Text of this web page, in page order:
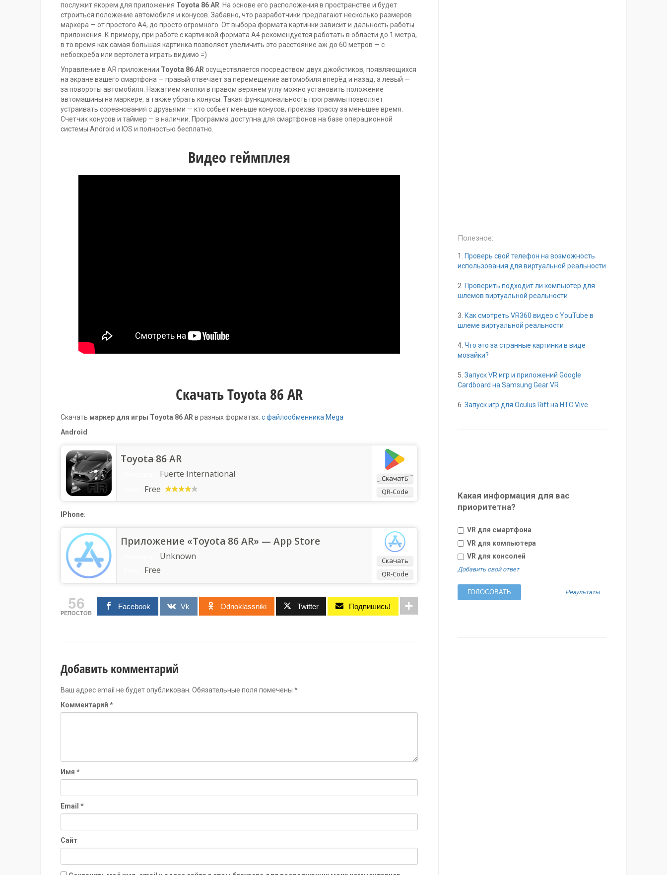
послужит якорем для приложения Toyota 86 AR . На основе его расположения в пространстве и будет
строиться положение автомобиля и конусов. Забавно, что разработчики предлагают несколько размеров
маркера — от простого А4, до просто огромного. От выбора формата картинки зависит и дальность работы
приложения. К примеру, при работе с картинкой формата А4 рекомендуется работать в области до 1 метра,
в то время как самая большая картинка позволяет увеличить это расстояние аж до 60 метров — с
небоскреба или вертолета играть видимо =)
Управление в AR приложении Toyota 86 AR осуществляется посредством двух джойстиков, появляющихся
на экране вашего смартфона — правый отвечает за перемещение автомобиля вперёд и назад, а левый —
за повороты автомобиля. Нажатием кнопки в правом верхнем углу можно установить положение
автомашины на маркере, а также убрать конусы. Такая функциональность программы позволяет
устраивать соревнования с друзьями — кто собьет меньше конусов, проехав трассу за меньшее время.
Счетчик конусов и таймер — в наличии. Программа доступна для смартфонов на базе операционной
системы Android и IOS и полностью бесплатно.
Видео геймплея
Скачать Toyota 86 AR
Скачать маркер для игры Toyota 86 AR в разных форматах: с файлообменника Mega
Android :
Скачать
QR-Code
Toyota 86 AR
Fuerte International
Free
IPhone:
Скачать
QR-Code
Приложение «Toyota 86 AR» — App Store
Unknown
Free
56
РЕПОСТОВ
Facebook Vk Odnoklassniki Twitter Подпишись!
Добавить комментарий
Ваш адрес email не будет опубликован. Обязательные поля помечены *
Комментарий *
Имя *
Email *
Сайт
Полезное:
1.
Проверь свой телефон на возможность
использования для виртуальной реальности
2. Проверить подходит ли компьютер для
шлемов виртуальной реальности
3. Как смотреть VR360 видео с YouTube в
шлеме виртуальной реальности
4. Что это за странные картинки в виде
мозайки?
5. Запуск VR игр и приложений Google
Cardboard на Samsung Gear VR
6. Запуск игр для Oculus Rift на HTC Vive
Какая информация для вас
приоритетна?
VR для смартфона
VR для компьютера
VR для консолей
Добавить свой ответ
Результаты